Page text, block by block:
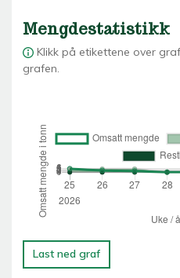
Mengdestatistikk
Klikk på etikettene over
grafen.
Last ned graf